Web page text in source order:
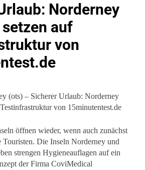
Norderney
auf
von
(ots) – Sicherer Urlaub: Norderney
von 15minutentest.de
öffnen wieder, wenn auch zunächst
Touristen. Die Inseln Norderney und
strengen Hygieneauflagen auf ein
der Firma CoviMedical